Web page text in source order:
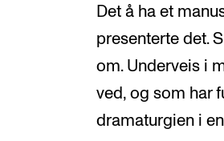
Det å ha et
presenterte det.
om. Underveis i
ved, og som har
dramaturgien i